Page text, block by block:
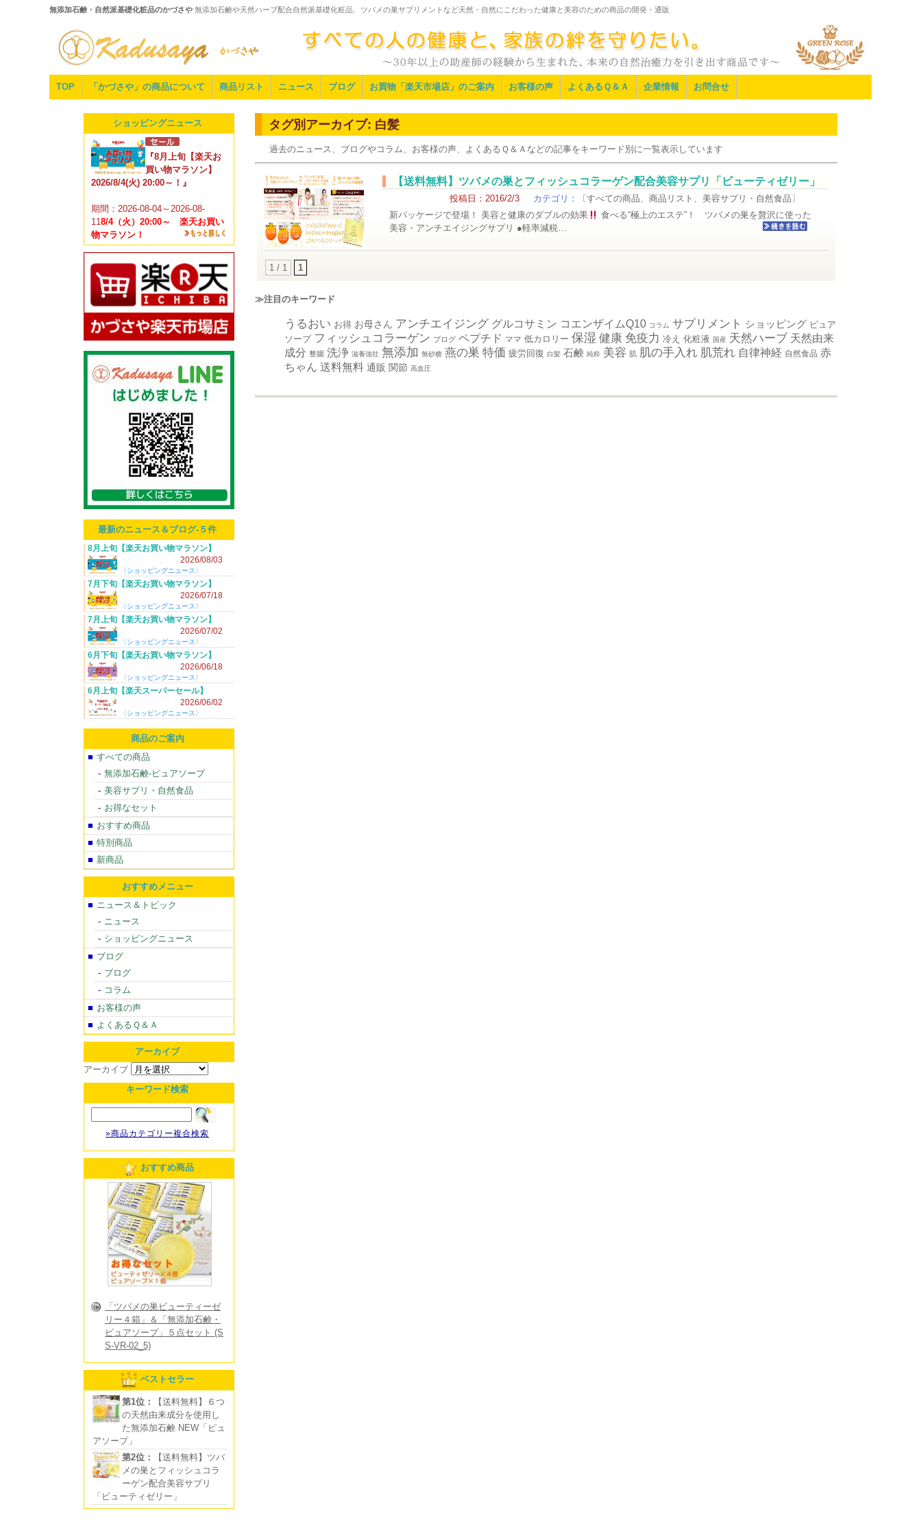
無添加石鹸・自然派基礎化粧品のかづさや 無添加石鹸や天然ハーブ配合自然派基礎化粧品、ツバメの巣サプリメントなど天然・自然にこだわった健康と美容のための商品の開発・通販
TOP 「かづさや」の商品について 商品リスト ニュース ブログ お買物「楽天市場店」のご案内 お客様の声 よくあるＱ＆Ａ 企業情報 お問合せ
タグ別アーカイブ: 白髪
過去のニュース、ブログやコラム、お客様の声、よくあるＱ＆Ａなどの記事をキーワード別に一覧表示しています
【送料無料】ツバメの巣とフィッシュコラーゲン配合美容サプリ「ビューティゼリー」
投稿日：2016/2/3 カテゴリ：〔すべての商品、 商品リスト 、 美容サプリ・自然食品 〕
新パッケージで登場！ 美容と健康のダブルの効果
食べる“極上のエステ”！ ツバメの巣を贅沢に使った
美容・アンチエイジングサプリ ●軽率減税…
1 / 1 1
≫注目のキーワード
うるおい お得 お母さん アンチエイジング グルコサミン コエンザイムQ10 コラム サプリメント ショッピング ピュア
ソープ フィッシュコラーゲン ブログ ペプチド ママ 低カロリー 保湿 健康 免疫力 冷え 化粧液 国産 天然ハーブ 天然由来
成分 整腸 洗浄 滋養強壮 無添加 無砂糖 燕の巣 特価 疲労回復 白髪 石鹸 純粋 美容 肌 肌の手入れ 肌荒れ 自律神経 自然食品 赤
ちゃん 送料無料 通販 関節 高血圧
ショッピングニュース
『8月上旬【楽天お
買い物マラソン】
2026/8/4(火) 20:00～！』
期間：2026-08-04～2026-08-
118/4（火）20:00～ 楽天お買い
物マラソン！
最新のニュース＆ブログ-５件
8月上旬【楽天お買い物マラソン】
2026/8/4(火) 20:00～！
2026/08/03
〈ショッピングニュース 〉
7月下旬【楽天お買い物マラソン】
2026/7/19(日) 20:00～！ 2026/07/18
〈ショッピングニュース 〉
7月上旬【楽天お買い物マラソン】
2026/7/4(土) 20:00～！
2026/07/02
〈ショッピングニュース 〉
6月下旬【楽天お買い物マラソン】
2026/6/20(土) 20:00～！ 2026/06/18
〈ショッピングニュース 〉
6月上旬【楽天スーパーセール】
2026/6/4(木) 20:00～！
2026/06/02
〈ショッピングニュース 〉
商品のご案内
すべての商品
無添加石鹸-ピュアソープ
美容サプリ・自然食品
お得なセット
おすすめ商品
特別商品
新商品
おすすめメニュー
ニュース＆トピック
ニュース
ショッピングニュース
ブログ
ブログ
コラム
お客様の声
よくあるＱ＆Ａ
アーカイブ
アーカイブ
キーワード検索
»商品カテゴリー複合検索
おすすめ商品
「ツバメの巣ビューティーゼ
リー４箱」＆「無添加石鹸・
ピュアソープ」５点セット (S
S-VR-02_5)
ベストセラー
第1位：
【送料無料】６つ
の天然由来成分を使用し
た無添加石鹸 NEW「ピュ
アソープ」
第2位：
【送料無料】ツバ
メの巣とフィッシュコラ
ーゲン配合美容サプリ
「ビューティゼリー」